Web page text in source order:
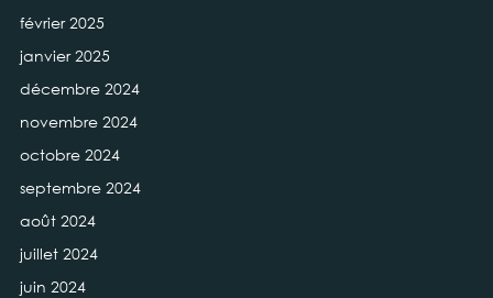
février 2025
janvier 2025
décembre 2024
novembre 2024
octobre 2024
septembre 2024
août 2024
juillet 2024
juin 2024